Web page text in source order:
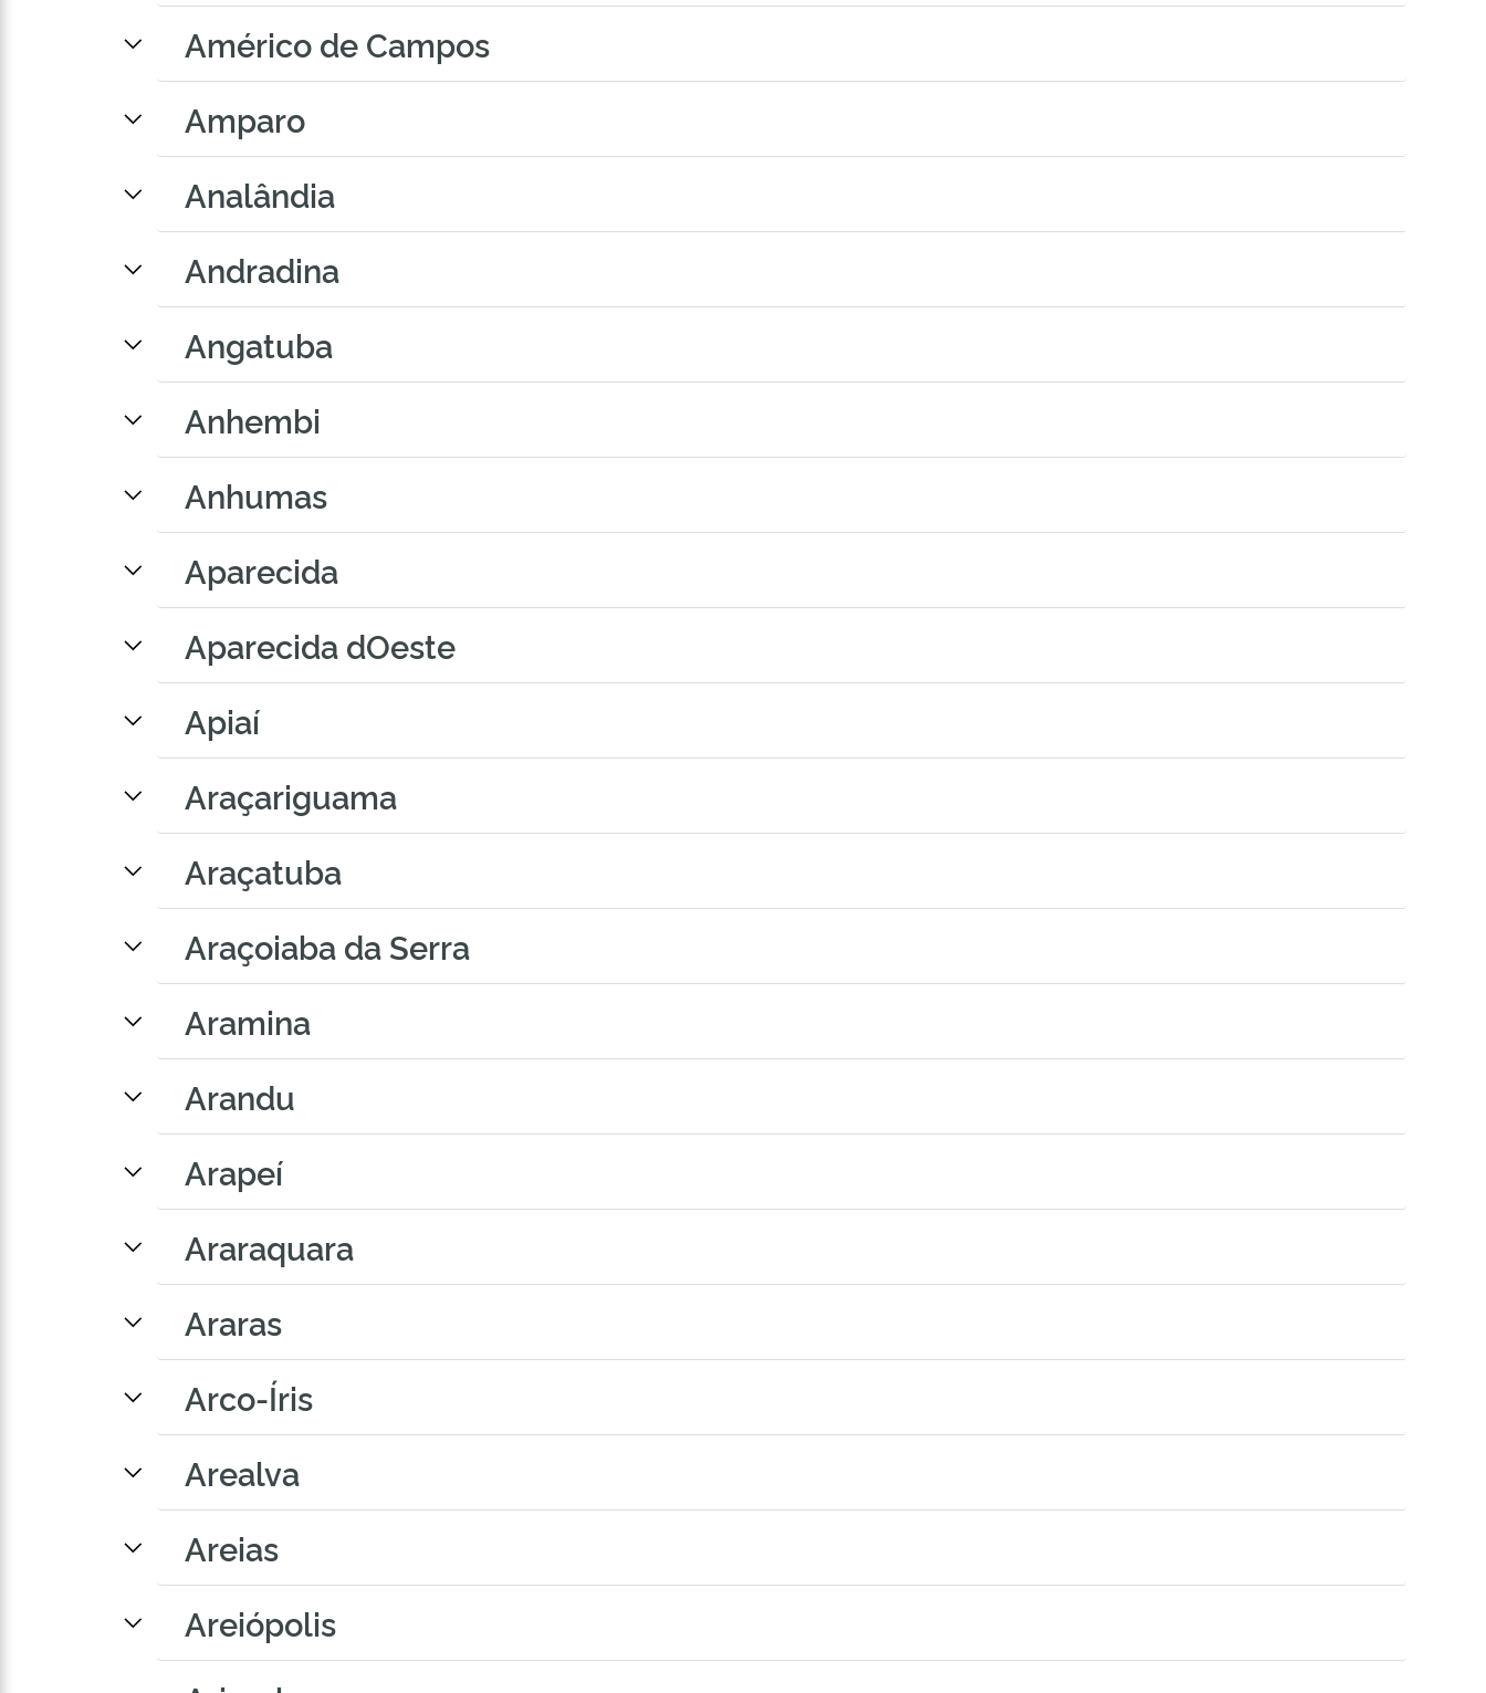
Américo de Campos
Amparo
Analândia
Andradina
Angatuba
Anhembi
Anhumas
Aparecida
Aparecida dOeste
Apiaí
Araçariguama
Araçatuba
Araçoiaba da Serra
Aramina
Arandu
Arapeí
Araraquara
Araras
Arco-Íris
Arealva
Areias
Areiópolis